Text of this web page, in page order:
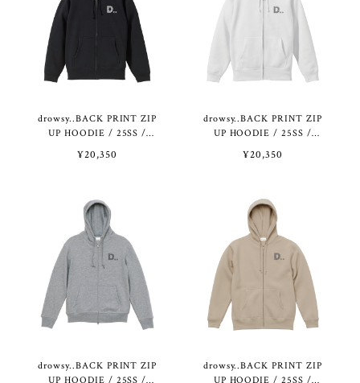
drowsy..BACK PRINT ZIP
UP HOODIE / 25SS /
¥20,350
drowsy..BACK PRINT ZIP
UP HOODIE / 25SS /
¥20,350
drowsy..BACK PRINT ZIP
UP HOODIE / 25SS /
drowsy..BACK PRINT ZIP
UP HOODIE / 25SS /